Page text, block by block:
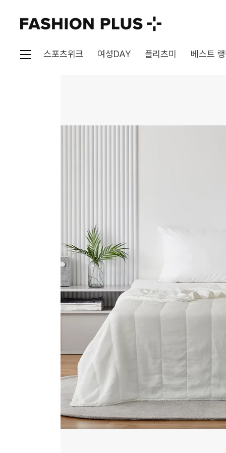
스포츠위크 여성DAY 플리츠미 베스트